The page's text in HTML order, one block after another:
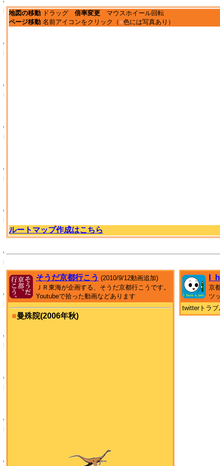
地図の移動 ドラッグ 倍率変更 マウスホイール回転
ページ移動 名前アイコンをクリック（ ■色には写真あり）
ルートマップ作成はこちら
そうだ京都行こう (2010/9/12動画追加)
ＪＲ東海が企画する、そうだ京都行こうです。
Youtubeで拾った動画などあります
■曼殊院(2006年秋)
京
ツ
twitterトラ